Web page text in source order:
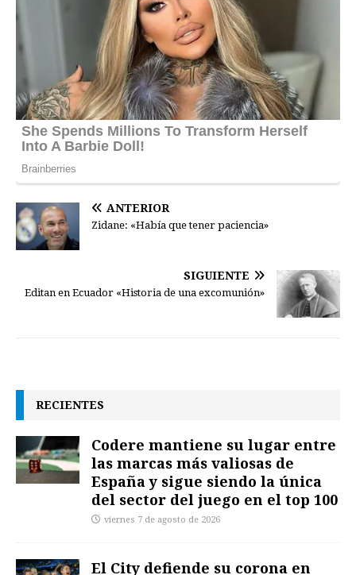
ANTERIOR
Zidane: «Había que tener paciencia»
SIGUIENTE
Editan en Ecuador «Historia de una excomunión»
RECIENTES
Codere mantiene su lugar entre
las marcas más valiosas de
España y sigue siendo la única
del sector del juego en el top 100
viernes 7 de agosto de 2026
El City defiende su corona en